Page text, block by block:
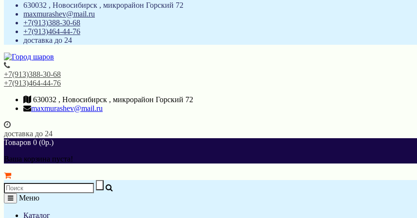
630032 , Новосибирск , микрорайон Горский 72
maxmurashev@mail.ru
+7(913)388-30-68
+7(913)464-44-76
доставка до 24
+7(913)388-30-68
+7(913)464-44-76
630032 , Новосибирск , микрорайон Горский 72
maxmurashev@mail.ru
доставка до 24
Товаров 0 (0р.)
Ваша корзина пуста!
Меню
Каталог